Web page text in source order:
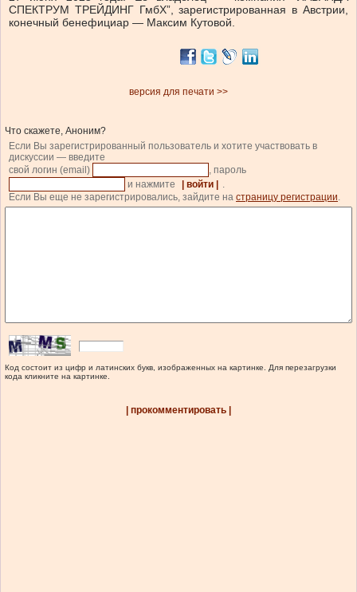
СПЕКТРУМ ТРЕЙДИНГ ГмбХ”, зарегистрированная в Австрии,
конечный бенефициар — Максим Кутовой.
версия для печати >>
Что скажете, Аноним?
Если Вы зарегистрированный пользователь и хотите участвовать в
дискуссии — введите
свой логин (email)
, пароль
и нажмите
| войти |
.
Если Вы еще не зарегистрировались, зайдите на страницу регистрации.
Код состоит из цифр и латинских букв, изображенных на картинке. Для перезагрузки
кода кликните на картинке.
| прокомментировать |